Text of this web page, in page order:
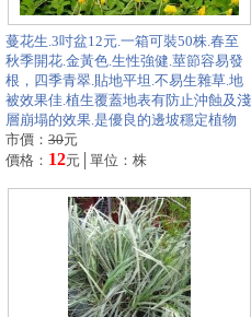
蔓花生.3吋盆12元.一箱可裝50株.春至
秋季開花.金黃色.生性強健.莖節容易發
根，四季青翠.貼地平坦.不易生雜草.地
被效果佳.植生覆蓋地表有防止沖蝕及淺
層崩塌的效果.是優良的邊坡穩定植物
市價： 30元
價格： 12元│單位：株